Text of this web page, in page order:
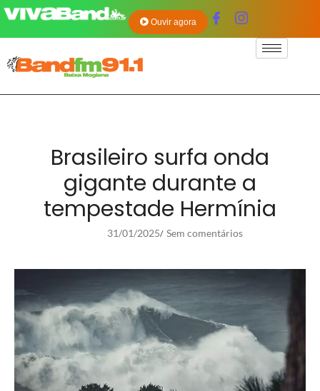
Ouvir agora
Brasileiro surfa onda
gigante durante a
tempestade Hermínia
31/01/2025/ Sem comentários